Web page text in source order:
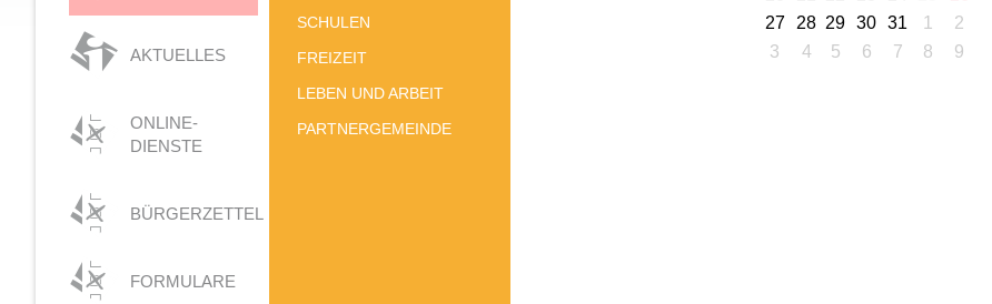
AKTUELLES
ONLINE-
DIENSTE
BÜRGERZETTEL
FORMULARE
SCHULEN
FREIZEIT
LEBEN UND ARBEIT
PARTNERGEMEINDE
27
28 29 30 31 1
2
3
4 5 6 7 8 9